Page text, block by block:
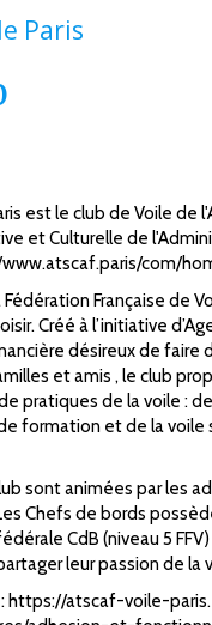
Paris
est le club de Voile de
et Culturelle de
com/
Française de
Créé à l’initiative
désireux de faire
et amis , le club
pratiques de la voile :
formation et de la voile
sont animées par les
Chefs de bords
CdB (niveau 5
leur passion de la
https://atscaf-voile-